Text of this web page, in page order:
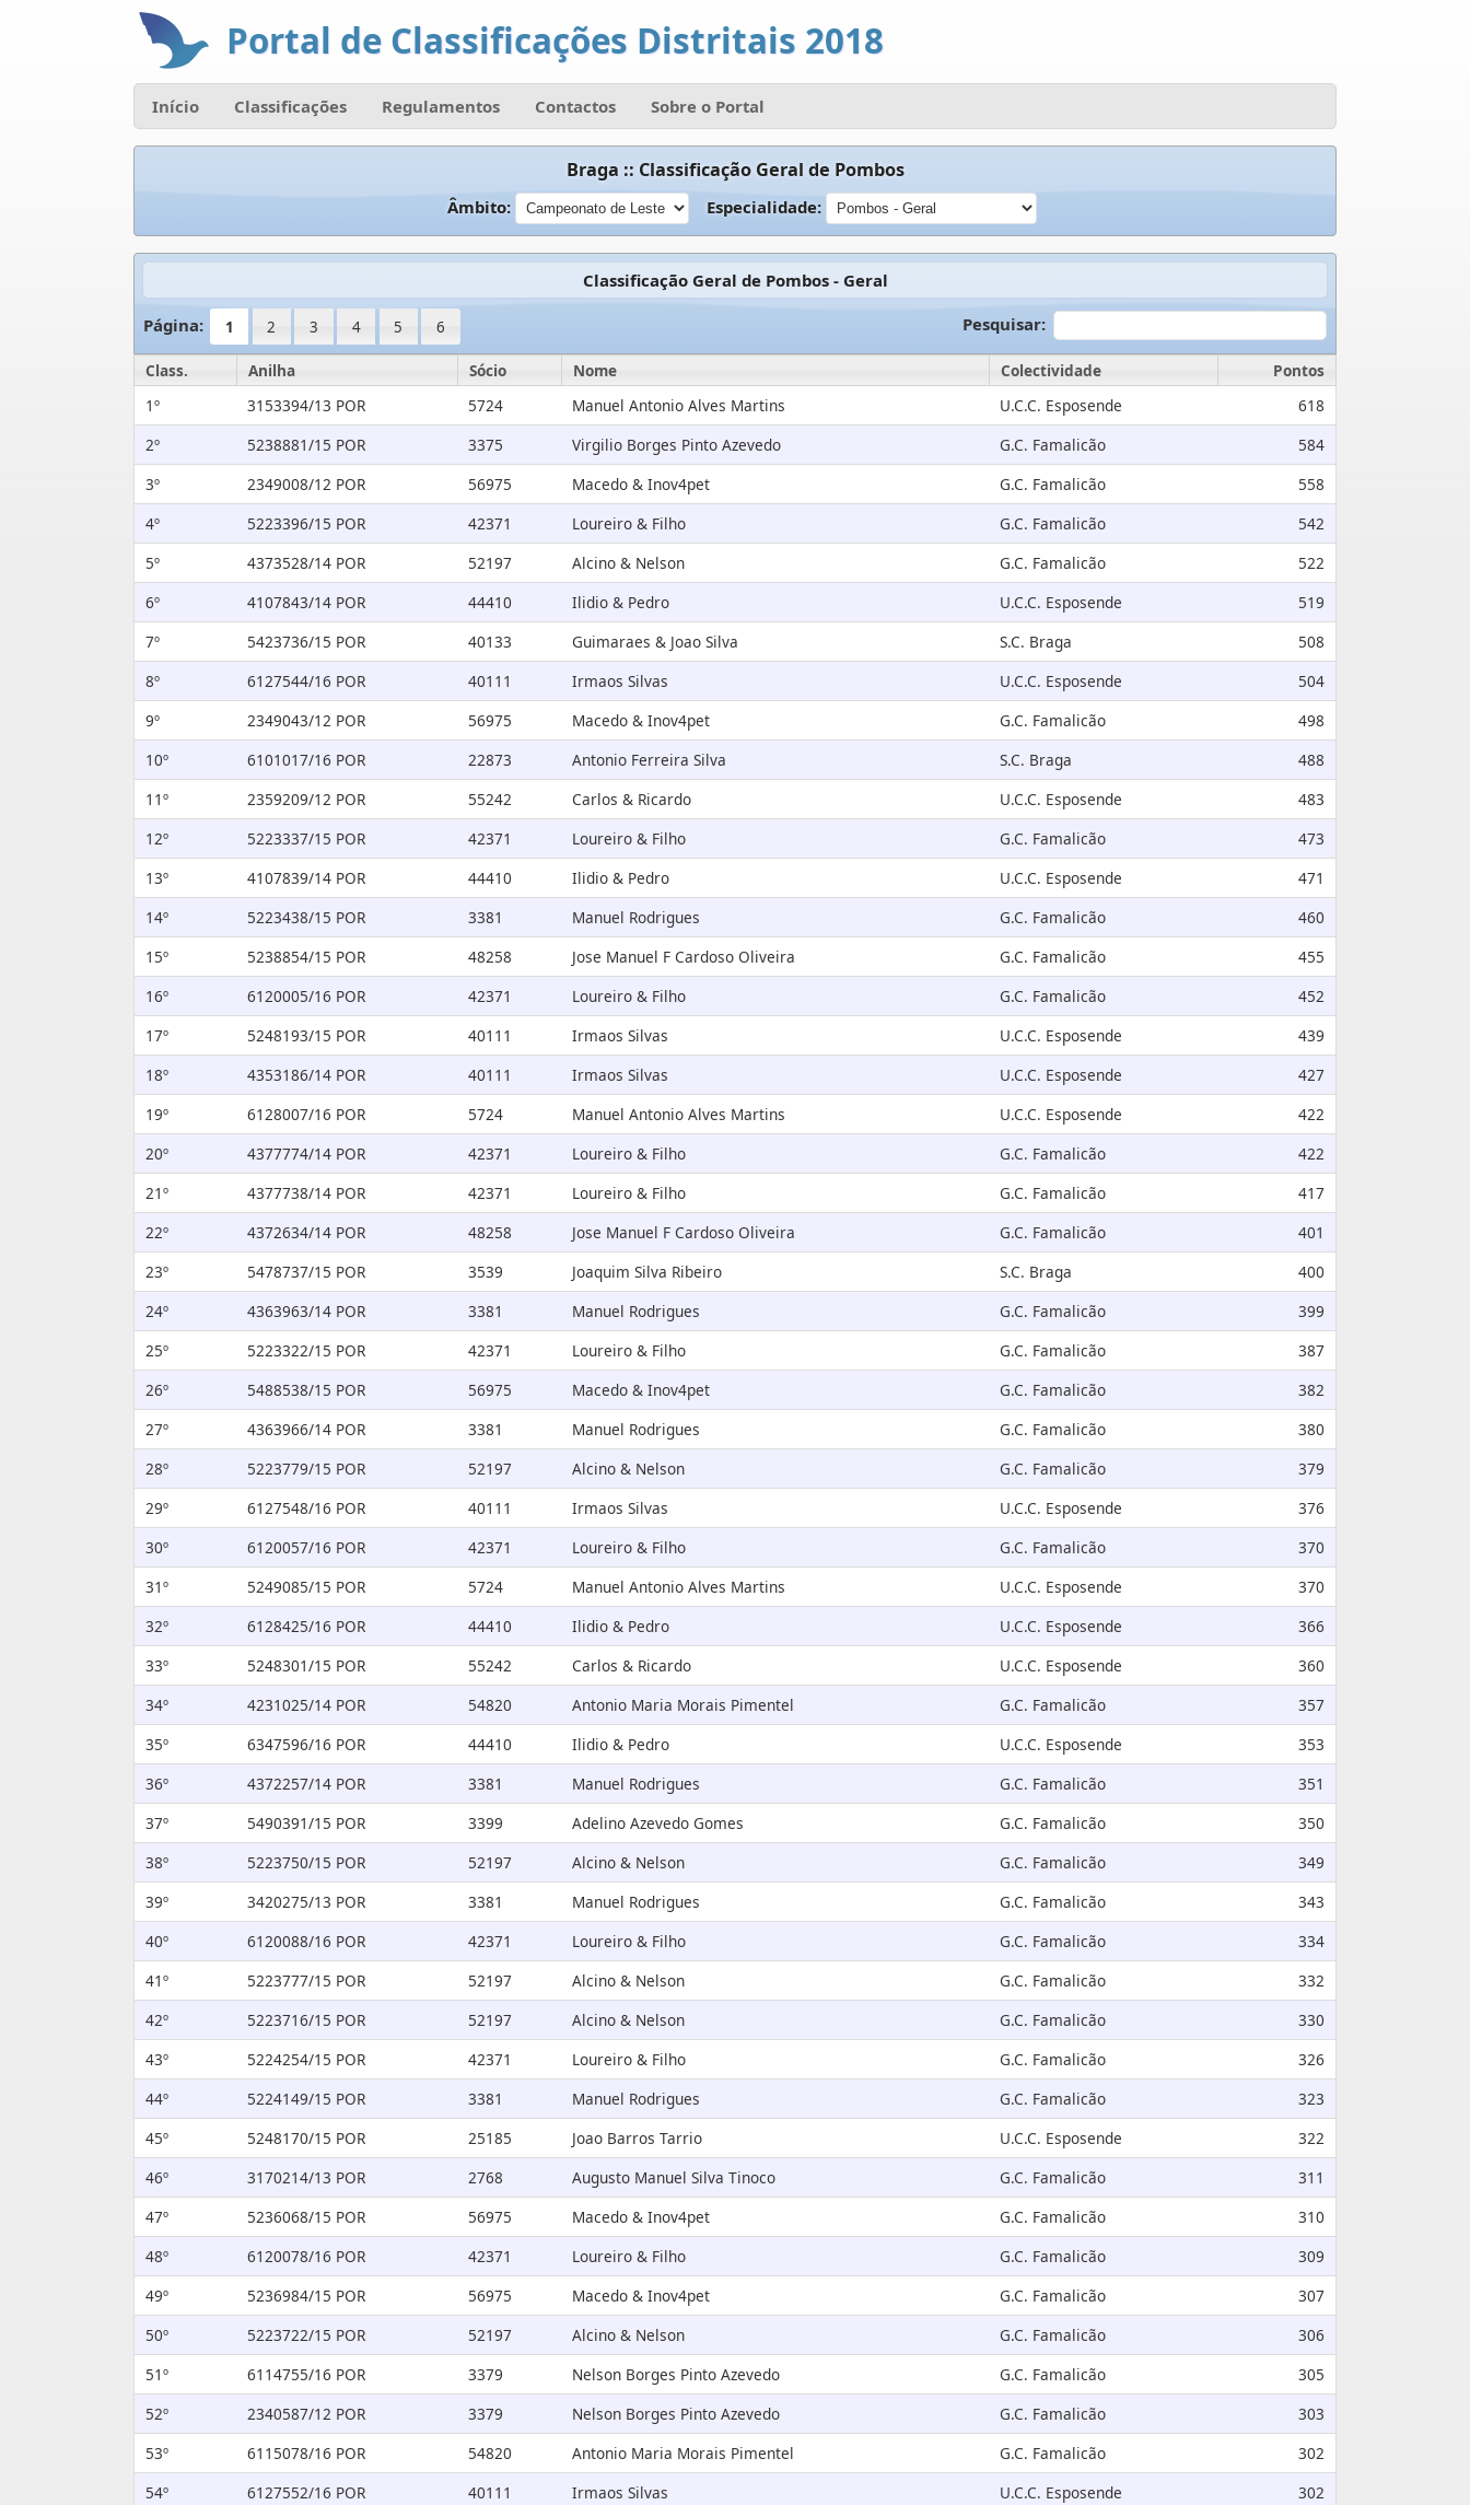
Portal de Classificações Distritais 2018
Início Classificações Regulamentos Contactos Sobre o Portal
Braga :: Classificação Geral de Pombos
Âmbito: Especialidade:
Classificação Geral de Pombos - Geral
Página: 1 2 3 4 5 6 Pesquisar:
Class. Anilha Sócio Nome Colectividade
Pontos
1º
3153394/13 POR 5724 Manuel Antonio Alves Martins U.C.C. Esposende
618
2º
5238881/15 POR 3375 Virgilio Borges Pinto Azevedo G.C. Famalicão
584
3º
2349008/12 POR 56975 Macedo & Inov4pet G.C. Famalicão
558
4º
5223396/15 POR 42371 Loureiro & Filho G.C. Famalicão
542
5º
4373528/14 POR 52197 Alcino & Nelson G.C. Famalicão
522
6º
4107843/14 POR 44410 Ilidio & Pedro U.C.C. Esposende
519
7º
5423736/15 POR 40133 Guimaraes & Joao Silva S.C. Braga
508
8º
6127544/16 POR 40111 Irmaos Silvas U.C.C. Esposende
504
9º
2349043/12 POR 56975 Macedo & Inov4pet G.C. Famalicão
498
10º
6101017/16 POR 22873 Antonio Ferreira Silva S.C. Braga
488
11º
2359209/12 POR 55242 Carlos & Ricardo U.C.C. Esposende
483
12º
5223337/15 POR 42371 Loureiro & Filho G.C. Famalicão
473
13º
4107839/14 POR 44410 Ilidio & Pedro U.C.C. Esposende
471
14º
5223438/15 POR 3381 Manuel Rodrigues G.C. Famalicão
460
15º
5238854/15 POR 48258 Jose Manuel F Cardoso Oliveira G.C. Famalicão
455
16º
6120005/16 POR 42371 Loureiro & Filho G.C. Famalicão
452
17º
5248193/15 POR 40111 Irmaos Silvas U.C.C. Esposende
439
18º
4353186/14 POR 40111 Irmaos Silvas U.C.C. Esposende
427
19º
6128007/16 POR 5724 Manuel Antonio Alves Martins U.C.C. Esposende
422
20º
4377774/14 POR 42371 Loureiro & Filho G.C. Famalicão
422
21º
4377738/14 POR 42371 Loureiro & Filho G.C. Famalicão
417
22º
4372634/14 POR 48258 Jose Manuel F Cardoso Oliveira G.C. Famalicão
401
23º
5478737/15 POR 3539 Joaquim Silva Ribeiro S.C. Braga
400
24º
4363963/14 POR 3381 Manuel Rodrigues G.C. Famalicão
399
25º
5223322/15 POR 42371 Loureiro & Filho G.C. Famalicão
387
26º
5488538/15 POR 56975 Macedo & Inov4pet G.C. Famalicão
382
27º
4363966/14 POR 3381 Manuel Rodrigues G.C. Famalicão
380
28º
5223779/15 POR 52197 Alcino & Nelson G.C. Famalicão
379
29º
6127548/16 POR 40111 Irmaos Silvas U.C.C. Esposende
376
30º
6120057/16 POR 42371 Loureiro & Filho G.C. Famalicão
370
31º
5249085/15 POR 5724 Manuel Antonio Alves Martins U.C.C. Esposende
370
32º
6128425/16 POR 44410 Ilidio & Pedro U.C.C. Esposende
366
33º
5248301/15 POR 55242 Carlos & Ricardo U.C.C. Esposende
360
34º
4231025/14 POR 54820 Antonio Maria Morais Pimentel G.C. Famalicão
357
35º
6347596/16 POR 44410 Ilidio & Pedro U.C.C. Esposende
353
36º
4372257/14 POR 3381 Manuel Rodrigues G.C. Famalicão
351
37º
5490391/15 POR 3399 Adelino Azevedo Gomes G.C. Famalicão
350
38º
5223750/15 POR 52197 Alcino & Nelson G.C. Famalicão
349
39º
3420275/13 POR 3381 Manuel Rodrigues G.C. Famalicão
343
40º
6120088/16 POR 42371 Loureiro & Filho G.C. Famalicão
334
41º
5223777/15 POR 52197 Alcino & Nelson G.C. Famalicão
332
42º
5223716/15 POR 52197 Alcino & Nelson G.C. Famalicão
330
43º
5224254/15 POR 42371 Loureiro & Filho G.C. Famalicão
326
44º
5224149/15 POR 3381 Manuel Rodrigues G.C. Famalicão
323
45º
5248170/15 POR 25185 Joao Barros Tarrio U.C.C. Esposende
322
46º
3170214/13 POR 2768 Augusto Manuel Silva Tinoco G.C. Famalicão
311
47º
5236068/15 POR 56975 Macedo & Inov4pet G.C. Famalicão
310
48º
6120078/16 POR 42371 Loureiro & Filho G.C. Famalicão
309
49º
5236984/15 POR 56975 Macedo & Inov4pet G.C. Famalicão
307
50º
5223722/15 POR 52197 Alcino & Nelson G.C. Famalicão
306
51º
6114755/16 POR 3379 Nelson Borges Pinto Azevedo G.C. Famalicão
305
52º
2340587/12 POR 3379 Nelson Borges Pinto Azevedo G.C. Famalicão
303
53º
6115078/16 POR 54820 Antonio Maria Morais Pimentel G.C. Famalicão
302
54º
6127552/16 POR 40111 Irmaos Silvas U.C.C. Esposende
302